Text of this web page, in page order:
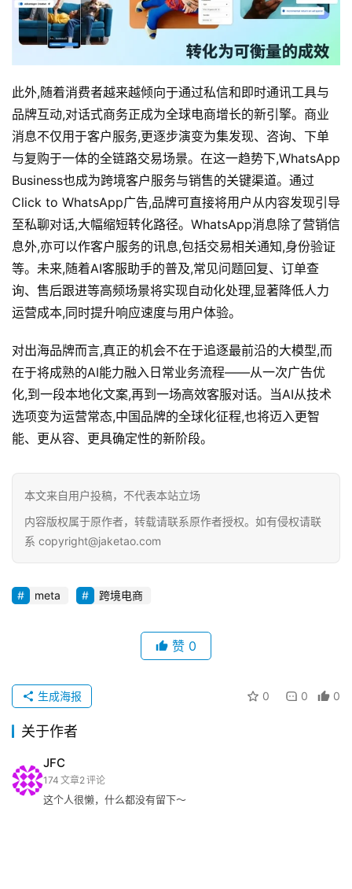
此外,随着消费者越来越倾向于通过私信和即时通讯工具与
品牌互动,对话式商务正成为全球电商增长的新引擎。商业
消息不仅用于客户服务,更逐步演变为集发现、咨询、下单
与复购于一体的全链路交易场景。在这一趋势下,WhatsApp
Business也成为跨境客户服务与销售的关键渠道。通过
Click to WhatsApp广告,品牌可直接将用户从内容发现引导
至私聊对话,大幅缩短转化路径。WhatsApp消息除了营销信
息外,亦可以作客户服务的讯息,包括交易相关通知,身份验证
等。未来,随着AI客服助手的普及,常见问题回复、订单查
询、售后跟进等高频场景将实现自动化处理,显著降低人力
运营成本,同时提升响应速度与用户体验。
对出海品牌而言,真正的机会不在于追逐最前沿的大模型,而
在于将成熟的AI能力融入日常业务流程——从一次广告优
化,到一段本地化文案,再到一场高效客服对话。当AI从技术
选项变为运营常态,中国品牌的全球化征程,也将迈入更智
能、更从容、更具确定性的新阶段。
本文来自用户投稿，不代表本站立场
内容版权属于原作者，转载请联系原作者授权。如有侵权请联
系 copyright@jaketao.com
meta 跨境电商
赞 0
0 0 0
生成海报
关于作者
JFC
174 文章2评论
这个人很懒，什么都没有留下～